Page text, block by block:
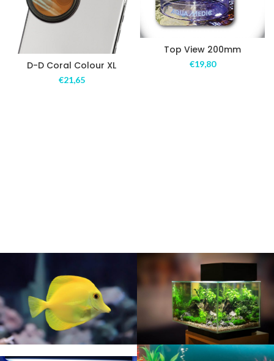
D-D Coral Colour XL
€21,65
Top View 200mm
€19,80